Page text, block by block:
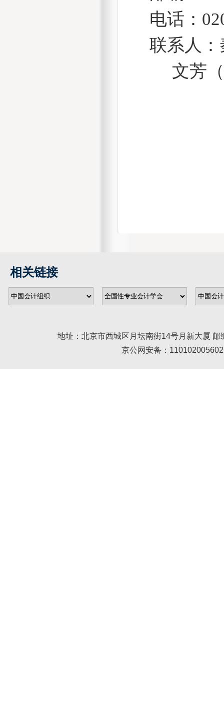
电话：
联系人
文芳（
相关链接
地址：北京市西城区月坛南街14号月新大厦
京公网安备：